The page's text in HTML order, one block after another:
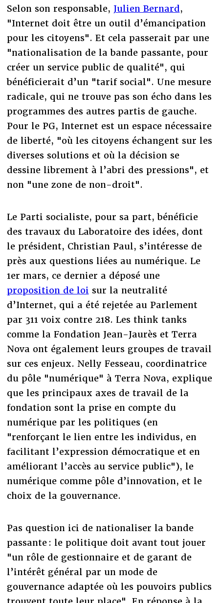
Selon son responsable, Julien Bernard,
"Internet doit être un outil d’émancipation
pour les citoyens". Et cela passerait par une
"nationalisation de la bande passante, pour
créer un service public de qualité", qui
bénéficierait d’un "tarif social". Une mesure
radicale, qui ne trouve pas son écho dans les
programmes des autres partis de gauche.
Pour le PG, Internet est un espace nécessaire
de liberté, "où les citoyens échangent sur les
diverses solutions et où la décision se
dessine librement à l’abri des pressions", et
non "une zone de non-droit".
Le Parti socialiste, pour sa part, bénéficie
des travaux du Laboratoire des idées, dont
le président, Christian Paul, s’intéresse de
près aux questions liées au numérique. Le
1er mars, ce dernier a déposé une
proposition de loi sur la neutralité
d’Internet, qui a été rejetée au Parlement
par 311 voix contre 218. Les think tanks
comme la Fondation Jean-Jaurès et Terra
Nova ont également leurs groupes de travail
sur ces enjeux. Nelly Fesseau, coordinatrice
du pôle "numérique" à Terra Nova, explique
que les principaux axes de travail de la
fondation sont la prise en compte du
numérique par les politiques (en
"renforçant le lien entre les individus, en
facilitant l’expression démocratique et en
améliorant l’accès au service public"), le
numérique comme pôle d’innovation, et le
choix de la gouvernance.
Pas question ici de nationaliser la bande
passante : le politique doit avant tout jouer
"un rôle de gestionnaire et de garant de
l’intérêt général par un mode de
gouvernance adaptée où les pouvoirs publics